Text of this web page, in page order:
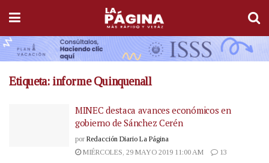
Etiqueta: informe Quinquenall
MINEC destaca avances económicos en
gobierno de Sánchez Cerén
por Redacción Diario La Página
MIÉRCOLES, 29 MAYO 2019 11:00 AM
13